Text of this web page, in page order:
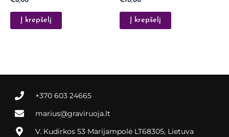
Į krepšelį Į krepšelį
+370 603 24665
marius@graviruoja.lt
V. Kudirkos 53 Marijampolė LT68305, Lietuva